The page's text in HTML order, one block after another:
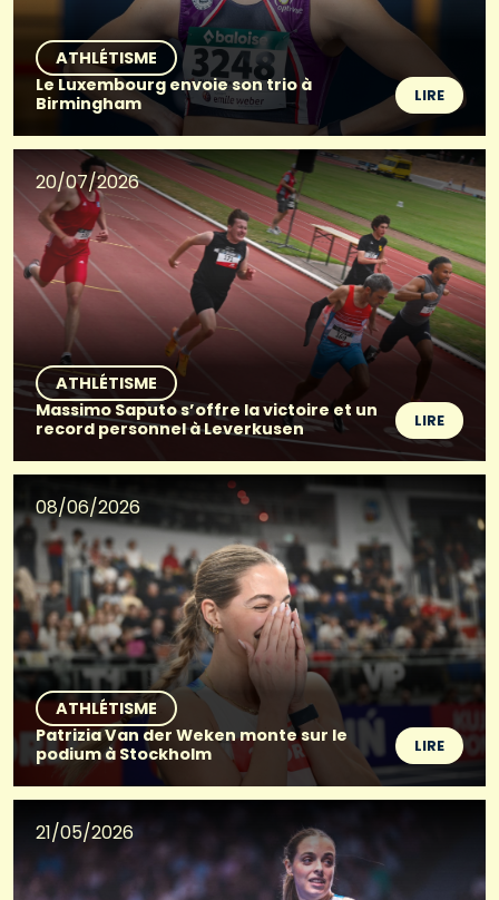
ATHLÉTISME
Le Luxembourg envoie son trio à
Birmingham
LIRE
20/07/2026
ATHLÉTISME
Massimo Saputo s’offre la victoire et un
record personnel à Leverkusen
LIRE
08/06/2026
ATHLÉTISME
Patrizia Van der Weken monte sur le
podium à Stockholm
LIRE
21/05/2026